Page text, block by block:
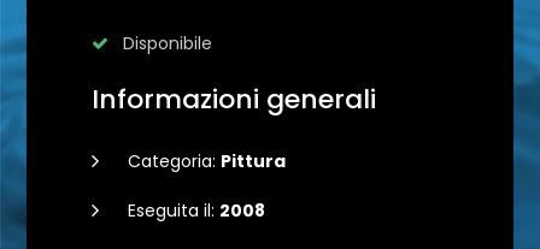
Disponibile
Informazioni generali
Categoria: Pittura
Eseguita il: 2008